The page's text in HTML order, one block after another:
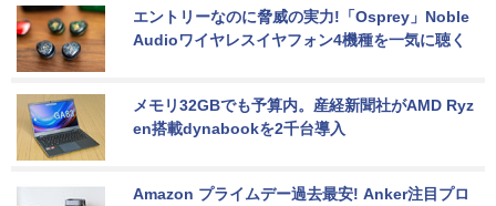
エントリーなのに脅威の実力!「Osprey」Noble
Audioワイヤレスイヤフォン4機種を一気に聴く
メモリ32GBでも予算内。産経新聞社がAMD Ryz
en搭載dynabookを2千台導入
Amazon プライムデー過去最安! Anker注目プロ